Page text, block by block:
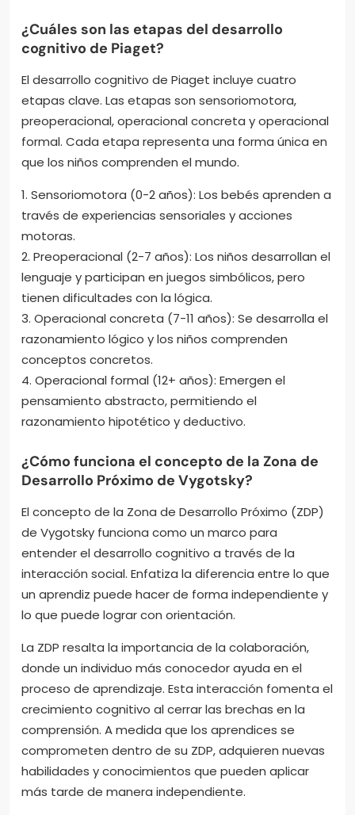
¿Cuáles son las etapas del desarrollo
cognitivo de Piaget?
El desarrollo cognitivo de Piaget incluye cuatro
etapas clave. Las etapas son sensoriomotora,
preoperacional, operacional concreta y operacional
formal. Cada etapa representa una forma única en
que los niños comprenden el mundo.
1. Sensoriomotora (0-2 años): Los bebés aprenden a
través de experiencias sensoriales y acciones
motoras.
2. Preoperacional (2-7 años): Los niños desarrollan el
lenguaje y participan en juegos simbólicos, pero
tienen dificultades con la lógica.
3. Operacional concreta (7-11 años): Se desarrolla el
razonamiento lógico y los niños comprenden
conceptos concretos.
4. Operacional formal (12+ años): Emergen el
pensamiento abstracto, permitiendo el
razonamiento hipotético y deductivo.
¿Cómo funciona el concepto de la Zona de
Desarrollo Próximo de Vygotsky?
El concepto de la Zona de Desarrollo Próximo (ZDP)
de Vygotsky funciona como un marco para
entender el desarrollo cognitivo a través de la
interacción social. Enfatiza la diferencia entre lo que
un aprendiz puede hacer de forma independiente y
lo que puede lograr con orientación.
La ZDP resalta la importancia de la colaboración,
donde un individuo más conocedor ayuda en el
proceso de aprendizaje. Esta interacción fomenta el
crecimiento cognitivo al cerrar las brechas en la
comprensión. A medida que los aprendices se
comprometen dentro de su ZDP, adquieren nuevas
habilidades y conocimientos que pueden aplicar
más tarde de manera independiente.